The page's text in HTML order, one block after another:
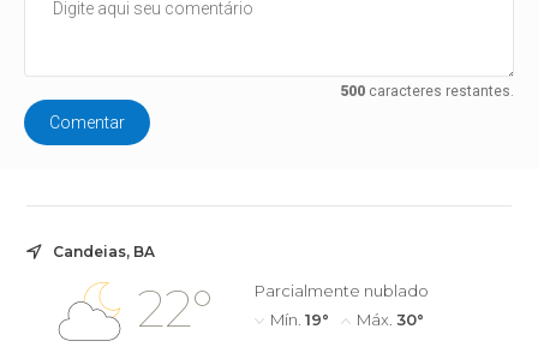
500caracteres restantes.
Comentar
Candeias, BA
22°
Parcialmente nublado
Mín. 19° Máx. 30°